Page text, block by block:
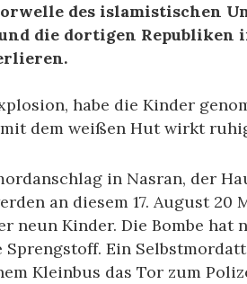
des islamistischen
die dortigen
habe die Kinder
dem weißen Hut wirkt
in Nasran, der
an diesem 17. August 20
neun Kinder. Die Bombe
Sprengstoff. Ein
Kleinbus das Tor zum